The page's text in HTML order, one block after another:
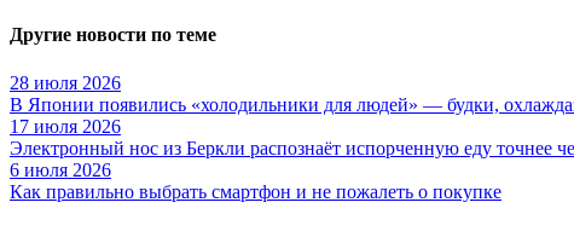
Другие новости по теме
28 июля 2026
В Японии появились «холодильники для людей» — будки,
17 июля 2026
Электронный нос из Беркли распознаёт испорченную еду точнее
6 июля 2026
Как правильно выбрать смартфон и не пожалеть о покупке